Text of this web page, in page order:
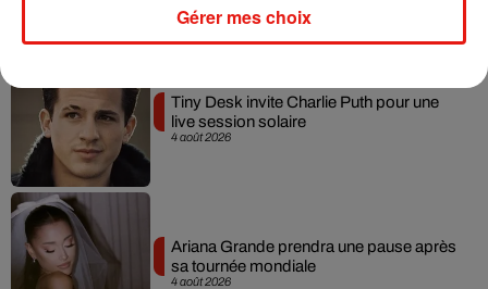
4 août 2026
Tiny Desk invite Charlie Puth pour une
live session solaire
4 août 2026
Ariana Grande prendra une pause après
sa tournée mondiale
Gérer mes choix